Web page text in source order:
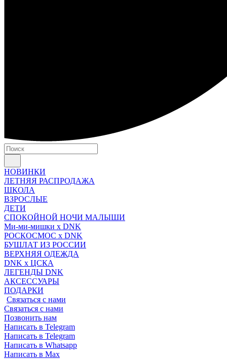
НОВИНКИ
ЛЕТНЯЯ РАСПРОДАЖА
ШКОЛА
ВЗРОСЛЫЕ
ДЕТИ
СПОКОЙНОЙ НОЧИ МАЛЫШИ
Ми-ми-мишки x DNK
РОСКОСМОС x DNK
БУШЛАТ ИЗ РОССИИ
ВЕРХНЯЯ ОДЕЖДА
DNK x ЦСКА
ЛЕГЕНДЫ DNK
АКСЕССУАРЫ
ПОДАРКИ
Связаться с нами
Связаться с нами
Позвонить нам
Написать в Telegram
Написать в Telegram
Написать в Whatsapp
Написать в Max